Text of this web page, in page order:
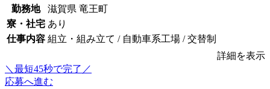
勤務地
滋賀県 竜王町
寮・社宅 あり
仕事内容 組立・組み立て / 自動車系工場 / 交替制
詳細を表示
＼最短45秒で完了／
応募へ進む